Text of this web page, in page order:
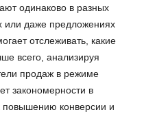
одинаково в разных
или даже предложениях
отслеживать, какие
всего, анализируя
продаж в режиме
закономерности в
повышению конверсии и